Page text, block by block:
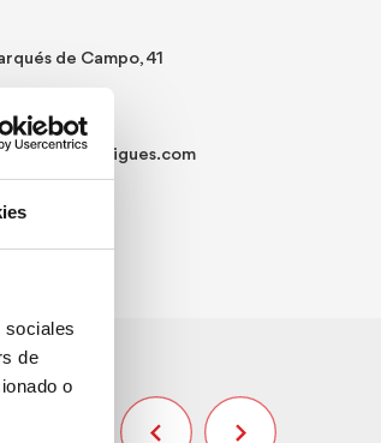
sociales
de
o
de Campo, 41
buigues.com